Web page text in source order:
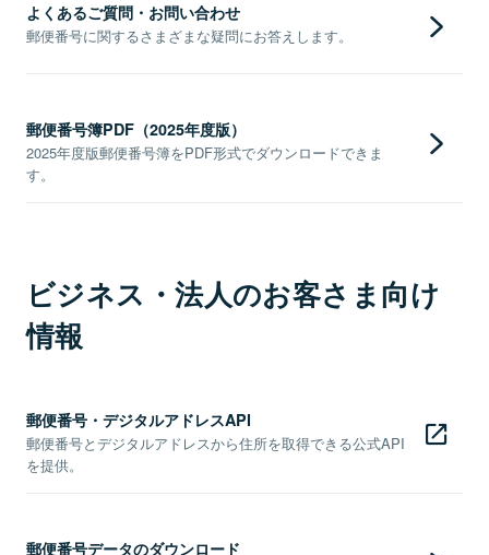
よくあるご質問・お問い合わせ
郵便番号に関するさまざまな疑問にお答えします。
郵便番号簿PDF（2025年度版）
2025年度版郵便番号簿をPDF形式でダウンロードできま
す。
ビジネス・法人のお客さま向け
情報
郵便番号・デジタルアドレスAPI
郵便番号とデジタルアドレスから住所を取得できる公式API
を提供。
郵便番号データのダウンロード